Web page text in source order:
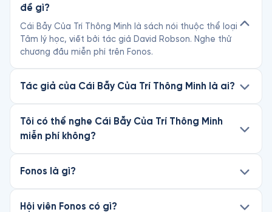
đề gì?
Cái Bẫy Của Trí Thông Minh là sách nói thuộc thể loại
Tâm lý học, viết bởi tác giả David Robson. Nghe thử
chương đầu miễn phí trên Fonos.
Tác giả của Cái Bẫy Của Trí Thông Minh là ai?
Tôi có thể nghe Cái Bẫy Của Trí Thông Minh
miễn phí không?
Fonos là gì?
Hội viên Fonos có gì?